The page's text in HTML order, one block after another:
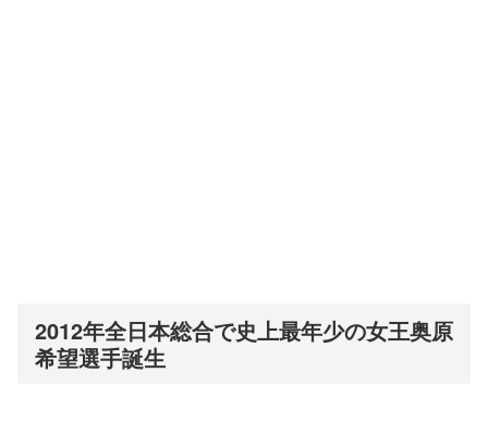
2012年全日本総合で史上最年少の女王奥原
希望選手誕生